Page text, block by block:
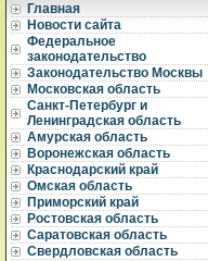
Главная
Новости сайта
Федеральное
законодательство
Законодательство Москвы
Московская область
Санкт-Петербург и
Ленинградская область
Амурская область
Воронежская область
Краснодарский край
Омская область
Приморский край
Ростовская область
Саратовская область
Свердловская область